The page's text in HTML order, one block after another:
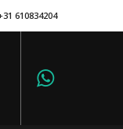
610834204